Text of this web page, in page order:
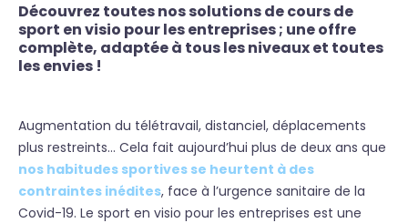
Découvrez toutes nos solutions de cours de
sport en visio pour les entreprises ; une offre
complète, adaptée à tous les niveaux et toutes
les envies !
Augmentation du télétravail, distanciel, déplacements
plus restreints… Cela fait aujourd’hui plus de deux ans que
nos habitudes sportives se heurtent à des
contraintes inédites, face à l’urgence sanitaire de la
Covid-19. Le sport en visio pour les entreprises est une